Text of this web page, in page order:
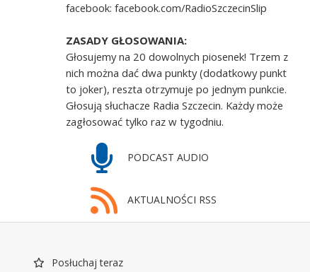
facebook: facebook.com/RadioSzczecinSlip
ZASADY GŁOSOWANIA:
Głosujemy na 20 dowolnych piosenek! Trzem z
nich można dać dwa punkty (dodatkowy punkt
to joker), reszta otrzymuje po jednym punkcie.
Głosują słuchacze Radia Szczecin. Każdy może
zagłosować tylko raz w tygodniu.
PODCAST AUDIO
AKTUALNOŚCI RSS
Posłuchaj teraz